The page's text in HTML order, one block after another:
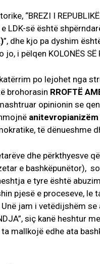
“BREZI I
LDK-së është
”, dhe kjo pa dyshim
i pëlqen KOLONËS SË
po lejohet nga
brohorasin RROFTË
opinionin se
anitevropianizëm
të dënueshme
dhe përkthyesve
e bashkëpunëtor),
e tyre është
pjesë e proceseve, le
jam i vetëdijshëm
siç kanë heshtur
edhe ata